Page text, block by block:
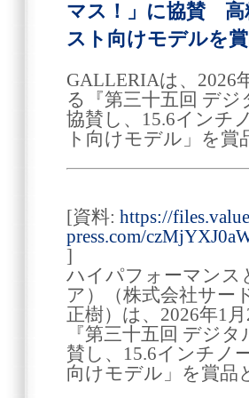
マス！」に協賛 高
スト向けモデルを
GALLERIAは、2026
る『第三十五回 デ
協賛し、15.6インチ
ト向けモデル」を
[資料: https://
press.com/
]
ハイパフォーマン
ア）（株式会社サー
正樹）は、2026年1
『第三十五回 デジ
賛し、15.6インチノ
向けモデル」を賞品